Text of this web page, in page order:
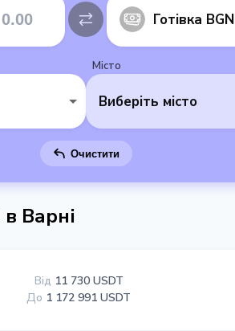
Готівка BGN
Місто
Виберіть місто
Очистити
Варні
Від 11 730 USDT
До 1 172 991 USDT